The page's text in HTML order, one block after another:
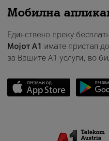
Мобилна
Единствено преку
Мојот A1 имате пристап
за Вашите A1 услуги, во